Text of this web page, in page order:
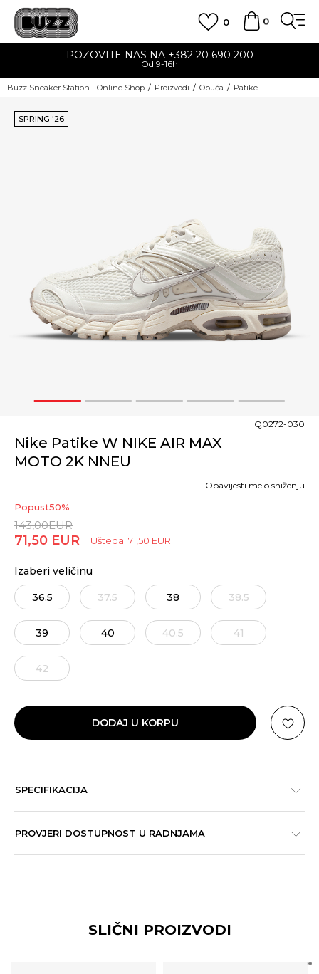
0
0
POZOVITE NAS NA +382 20 690 200
Od 9-16h
Buzz Sneaker Station - Online Shop Proizvodi Obuća Patike
1 2 3 4 5
SPRING '26
Nike Patike W NIKE AIR MAX
MOTO 2K NNEU
IQ0272-030
Popust50%
143,00EUR
71,50 EUR Ušteda: 71,50 EUR
Obavijesti me o sniženju
Izaberi veličinu
36.5 37.5 38 38.5
39 40 40.5 41
42
DODAJ U KORPU
SPECIFIKACIJA
PROVJERI DOSTUPNOST U RADNJAMA
SLIČNI PROIZVODI